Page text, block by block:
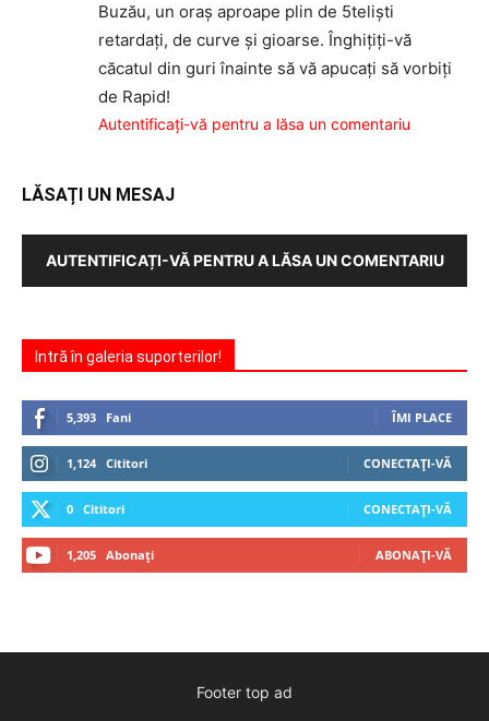
Buzău, un oraș aproape plin de 5teliști
retardați, de curve și gioarse. Înghițiți-vă
căcatul din guri înainte să vă apucați să vorbiți
de Rapid!
Autentificați-vă pentru a lăsa un comentariu
LĂSAȚI UN MESAJ
AUTENTIFICAȚI-VĂ PENTRU A LĂSA UN COMENTARIU
Intră în galeria suporterilor!
5,393 Fani ÎMI PLACE
1,124 Cititori CONECTAȚI-VĂ
0 Cititori CONECTAȚI-VĂ
1,205 Abonați ABONAȚI-VĂ
Footer top ad